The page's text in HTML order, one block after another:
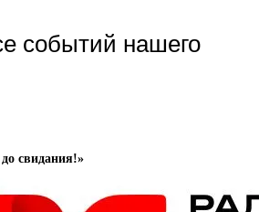
событий нашего
свидания!»